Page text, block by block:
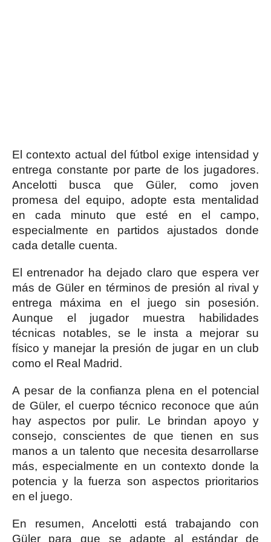
El contexto actual del fútbol exige intensidad y
entrega constante por parte de los jugadores.
Ancelotti busca que Güler, como joven
promesa del equipo, adopte esta mentalidad
en cada minuto que esté en el campo,
especialmente en partidos ajustados donde
cada detalle cuenta.
El entrenador ha dejado claro que espera ver
más de Güler en términos de presión al rival y
entrega máxima en el juego sin posesión.
Aunque el jugador muestra habilidades
técnicas notables, se le insta a mejorar su
físico y manejar la presión de jugar en un club
como el Real Madrid.
A pesar de la confianza plena en el potencial
de Güler, el cuerpo técnico reconoce que aún
hay aspectos por pulir. Le brindan apoyo y
consejo, conscientes de que tienen en sus
manos a un talento que necesita desarrollarse
más, especialmente en un contexto donde la
potencia y la fuerza son aspectos prioritarios
en el juego.
En resumen, Ancelotti está trabajando con
Güler para que se adapte al estándar de